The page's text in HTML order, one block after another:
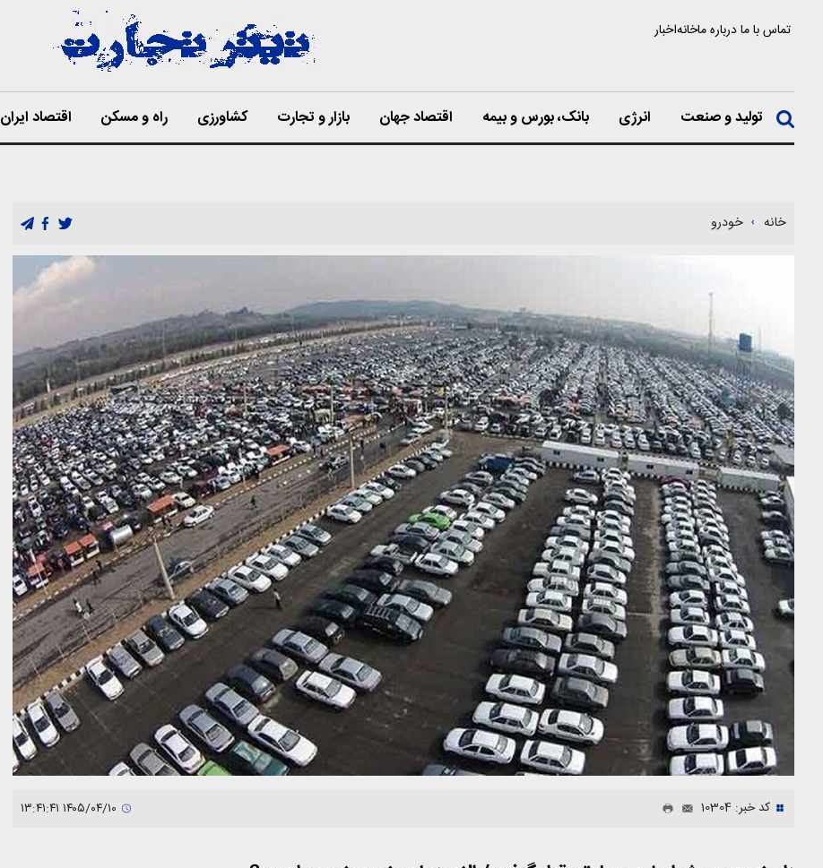
تماس با مادرباره ماخانهاخبار
تولید و صنعت انرژی بانک، بورس و بیمه اقتصاد جهان بازار و تجارت کشاورزی راه و مسکن اقتصاد ایران
خانه خودرو
کد خبر: 10304